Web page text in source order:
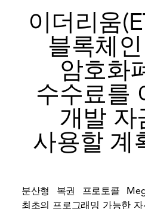
이더리움
블록체
암호화
수수료를
개발 자
사용할 계
분산형 복권 프로토콜
최초의 프로그래밍 가능한